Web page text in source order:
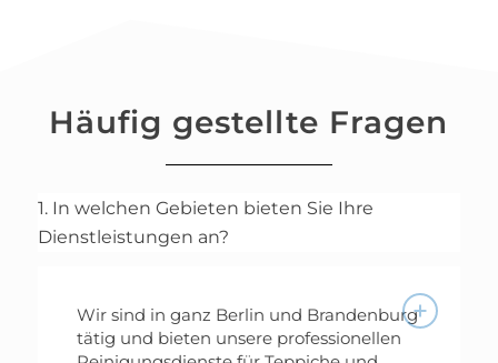
Häufig gestellte Fragen
1. In welchen Gebieten bieten Sie Ihre
Dienstleistungen an?
Wir sind in ganz Berlin und Brandenburg
tätig und bieten unsere professionellen